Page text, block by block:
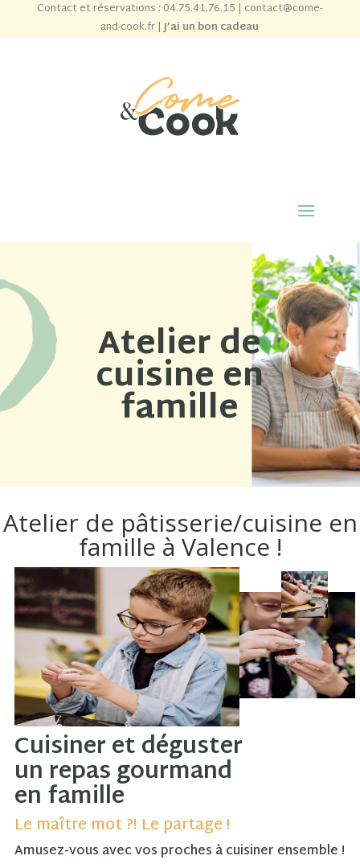
Contact et réservations : 04.75.41.76.15 | contact@come-
and-cook.fr|J’ai un bon cadeau
Atelier de
cuisine en
famille
Atelier de pâtisserie/cuisine en
famille à Valence !
Le maître mot ?! Le partage !
Amusez-vous avec vos proches à cuisiner ensemble !
Cuisiner et déguster
un repas gourmand
en famille